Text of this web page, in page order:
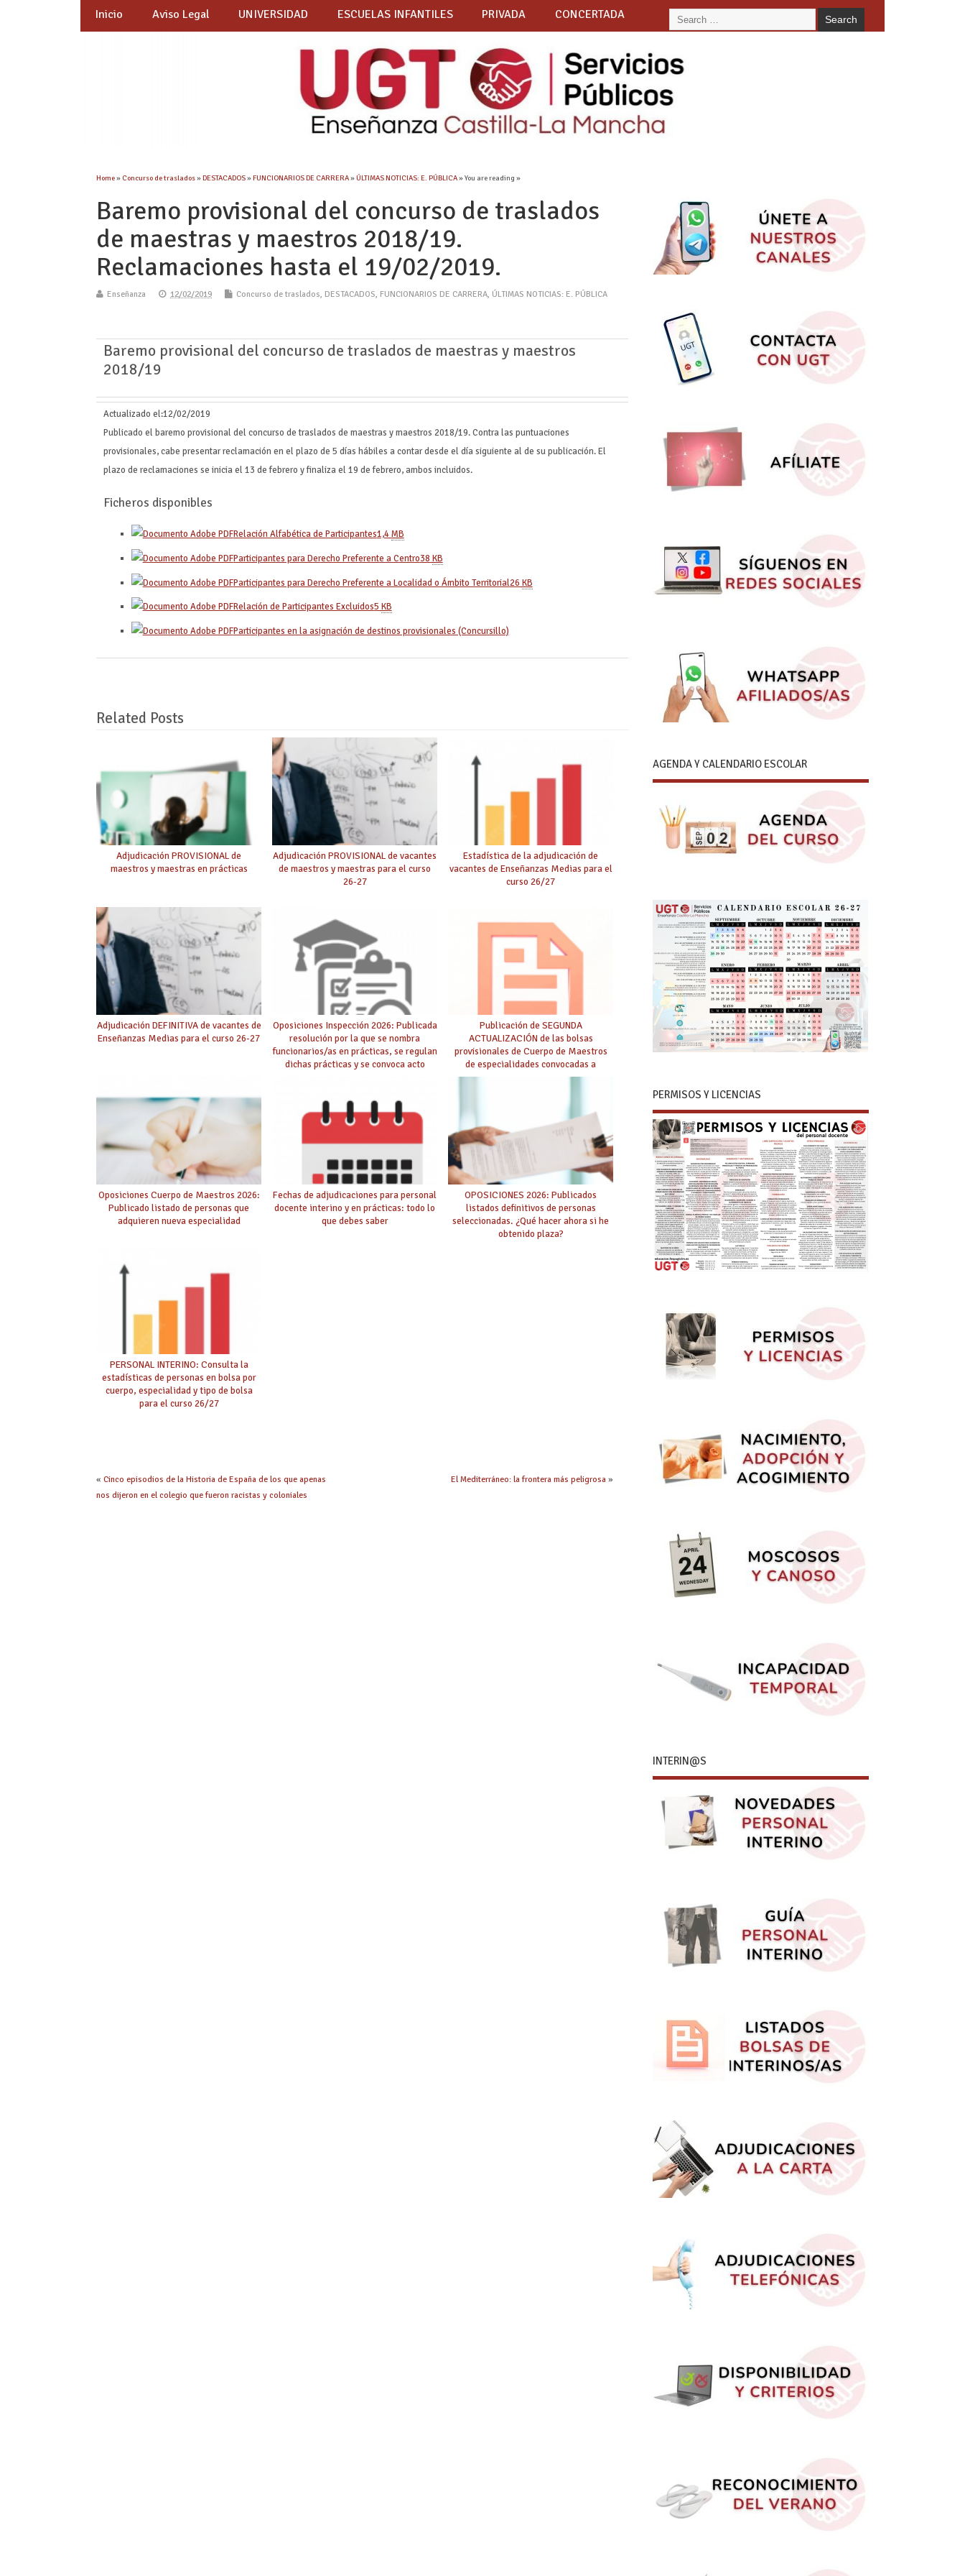
Inicio Aviso Legal UNIVERSIDAD ESCUELAS INFANTILES PRIVADA CONCERTADA
Home» Concurso de traslados»DESTACADOS»FUNCIONARIOS DE CARRERA»ÚLTIMAS NOTICIAS: E. PÚBLICA» You are reading »
Baremo provisional del concurso de traslados
de maestras y maestros 2018/19.
Reclamaciones hasta el 19/02/2019.
Enseñanza 12/02/2019 Concurso de traslados, DESTACADOS, FUNCIONARIOS DE CARRERA, ÚLTIMAS NOTICIAS: E. PÚBLICA
Baremo provisional del concurso de traslados de maestras y maestros
2018/19
Actualizado el:12/02/2019
Publicado el baremo provisional del concurso de traslados de maestras y maestros 2018/19. Contra las puntuaciones
provisionales, cabe presentar reclamación en el plazo de 5 días hábiles a contar desde el día siguiente al de su publicación. El
plazo de reclamaciones se inicia el 13 de febrero y finaliza el 19 de febrero, ambos incluidos.
Ficheros disponibles
Relación Alfabética de Participantes1,4MB
Participantes para Derecho Preferente a Centro38 KB
Participantes para Derecho Preferente a Localidad o Ámbito Territorial26 KB
Relación de Participantes Excluidos5KB
Participantes en la asignación de destinos provisionales (Concursillo)
Related Posts
Adjudicación PROVISIONAL de
maestros y maestras en prácticas
Adjudicación PROVISIONAL de vacantes
de maestros y maestras para el curso
26-27
Estadística de la adjudicación de
vacantes de Enseñanzas Medias para el
curso 26/27
Adjudicación DEFINITIVA de vacantes de
Enseñanzas Medias para el curso 26-27
Oposiciones Inspección 2026: Publicada
resolución por la que se nombra
funcionarios/as en prácticas, se regulan
dichas prácticas y se convoca acto
Publicación de SEGUNDA
ACTUALIZACIÓN de las bolsas
provisionales de Cuerpo de Maestros
de especialidades convocadas a
Oposiciones Cuerpo de Maestros 2026:
Publicado listado de personas que
adquieren nueva especialidad
Fechas de adjudicaciones para personal
docente interino y en prácticas: todo lo
que debes saber
OPOSICIONES 2026: Publicados
listados definitivos de personas
seleccionadas. ¿Qué hacer ahora si he
obtenido plaza?
PERSONAL INTERINO: Consulta la
estadísticas de personas en bolsa por
cuerpo, especialidad y tipo de bolsa
para el curso 26/27
«Cinco episodios de la Historia de España de los que apenas
nos dijeron en el colegio que fueron racistas y coloniales
El Mediterráneo: la frontera más peligrosa »
AGENDA Y CALENDARIO ESCOLAR
PERMISOS Y LICENCIAS
INTERIN@S